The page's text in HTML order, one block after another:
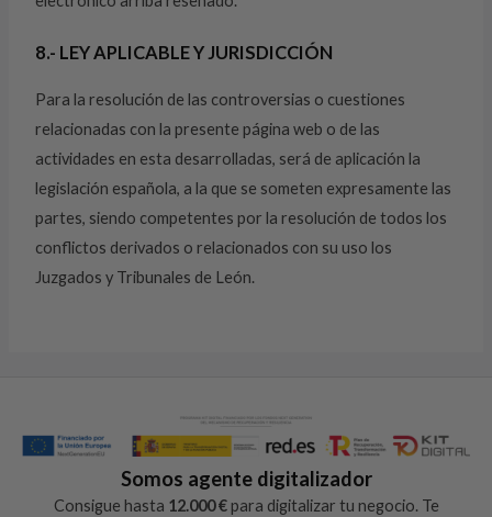
8.- LEY APLICABLE Y JURISDICCIÓN
Para la resolución de las controversias o cuestiones
relacionadas con la presente página web o de las
actividades en esta desarrolladas, será de aplicación la
legislación española, a la que se someten expresamente las
partes, siendo competentes por la resolución de todos los
conflictos derivados o relacionados con su uso los
Juzgados y Tribunales de León.
Somos agente digitalizador
Consigue hasta 12.000 €para digitalizar tu negocio. Te